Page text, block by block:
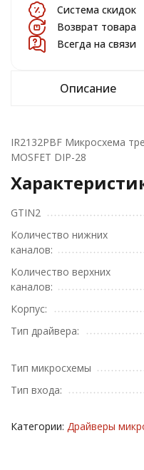
Система скидок
Возврат товара
Всегда на связи
Описание
IR2132PBF Микросхема
MOSFET DIP-28
GTIN2
Количество нижних
каналов:
Количество верхних
каналов:
Корпус:
Тип драйвера:
Тип микросхемы
Тип входа:
Категории: Драйверы